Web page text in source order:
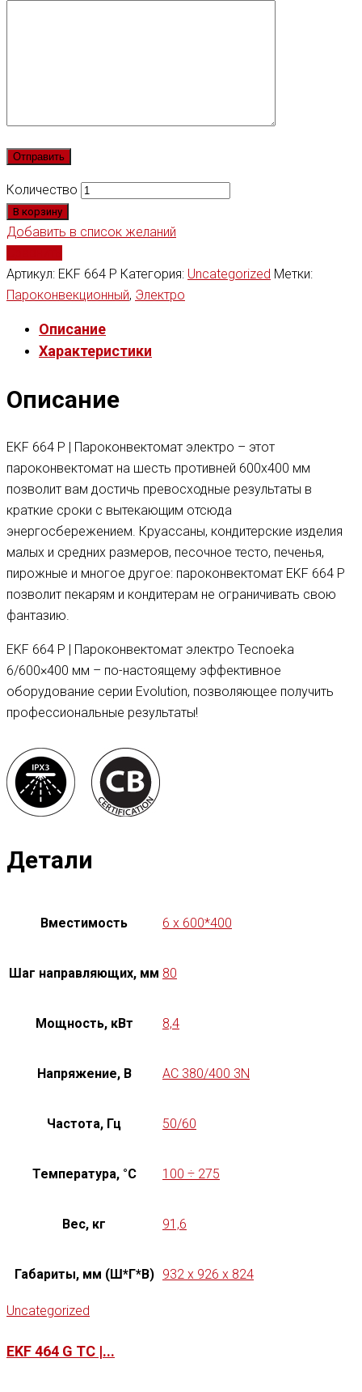
Количество
В корзину
Добавить в список желаний
Артикул: EKF 664 P Категория: Uncategorized Метки:
Пароконвекционный, Электро
Описание
Характеристики
Описание
EKF 664 P | Пароконвектомат электро – этот
пароконвектомат на шесть противней 600х400 мм
позволит вам достичь превосходные результаты в
краткие сроки с вытекающим отсюда
энергосбережением. Круассаны, кондитерские изделия
малых и средних размеров, песочное тесто, печенья,
пирожные и многое другое: пароконвектомат EKF 664 P
позволит пекарям и кондитерам не ограничивать свою
фантазию.
EKF 664 P | Пароконвектомат электро Tecnoeka
6/600×400 мм – по-настоящему эффективное
оборудование серии Evolution, позволяющее получить
профессиональные результаты!
Детали
Вместимость 6 x 600*400
Шаг направляющих, мм 80
Мощность, кВт 8,4
Напряжение, В AC 380/400 3N
Частота, Гц 50/60
Температура, °C 100 ÷ 275
Вес, кг 91,6
Габариты, мм (Ш*Г*В) 932 x 926 x 824
Uncategorized
EKF 464 G TC |...